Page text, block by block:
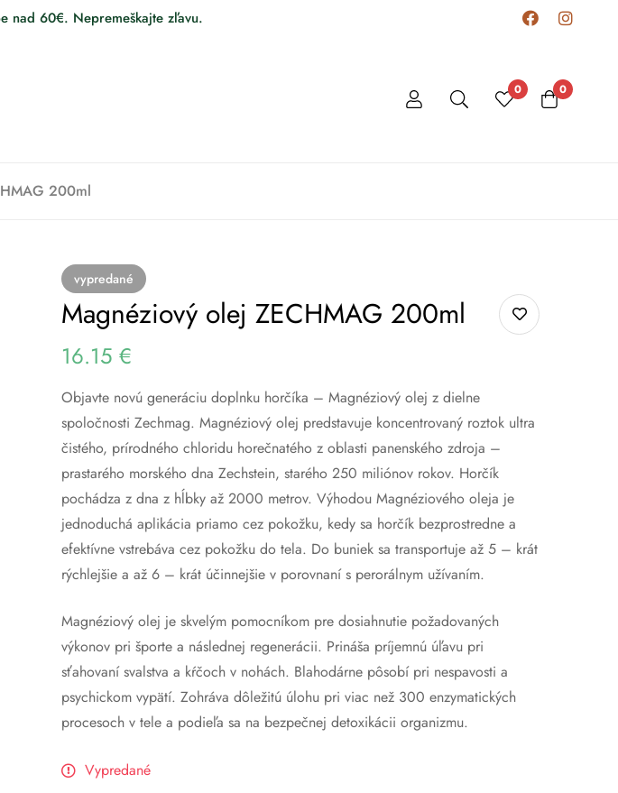
nad 60€. Nepremeškajte zľavu.
0 0
200ml
vypredané
Magnéziový olej ZECHMAG 200ml
16.15 €
Objavte novú generáciu doplnku horčíka – Magnéziový olej z dielne
spoločnosti Zechmag. Magnéziový olej predstavuje koncentrovaný roztok ultra
čistého, prírodného chloridu horečnatého z oblasti panenského zdroja –
prastarého morského dna Zechstein, starého 250 miliónov rokov. Horčík
pochádza z dna z hĺbky až 2000 metrov. Výhodou Magnéziového oleja je
jednoduchá aplikácia priamo cez pokožku, kedy sa horčík bezprostredne a
efektívne vstrebáva cez pokožku do tela. Do buniek sa transportuje až 5 – krát
rýchlejšie a až 6 – krát účinnejšie v porovnaní s perorálnym užívaním.
Magnéziový olej je skvelým pomocníkom pre dosiahnutie požadovaných
výkonov pri športe a následnej regenerácii. Prináša príjemnú úľavu pri
sťahovaní svalstva a kŕčoch v nohách. Blahodárne pôsobí pri nespavosti a
psychickom vypätí. Zohráva dôležitú úlohu pri viac než 300 enzymatických
procesoch v tele a podieľa sa na bezpečnej detoxikácii organizmu.
Vypredané